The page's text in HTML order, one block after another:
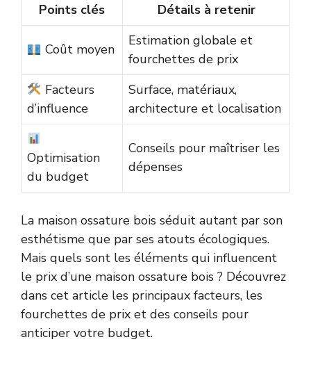
Points clés Détails à retenir
Coût moyen
Estimation globale et
fourchettes de prix
Facteurs
d’influence
Surface, matériaux,
architecture et localisation
Optimisation
du budget
Conseils pour maîtriser les
dépenses
La maison ossature bois séduit autant par son
esthétisme que par ses atouts écologiques.
Mais quels sont les éléments qui influencent
le prix d’une maison ossature bois ? Découvrez
dans cet article les principaux facteurs, les
fourchettes de prix et des conseils pour
anticiper votre budget.